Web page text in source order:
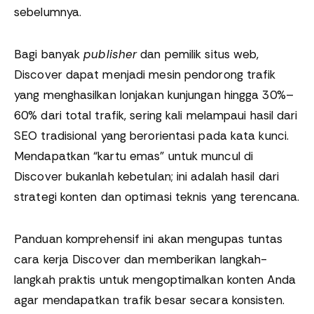
sebelumnya.
Bagi banyakpublisherdan pemilik situs web,
Discover dapat menjadi mesin pendorong trafik
yang menghasilkan lonjakan kunjungan hingga 30%–
60% dari total trafik, sering kali melampaui hasil dari
SEO tradisional yang berorientasi pada kata kunci.
Mendapatkan “kartu emas” untuk muncul di
Discover bukanlah kebetulan; ini adalah hasil dari
strategi konten dan optimasi teknis yang terencana.
Panduan komprehensif ini akan mengupas tuntas
cara kerja Discover dan memberikan langkah-
langkah praktis untuk mengoptimalkan konten Anda
agar mendapatkan trafik besar secara konsisten.